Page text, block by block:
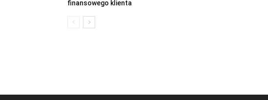
finansowego klienta